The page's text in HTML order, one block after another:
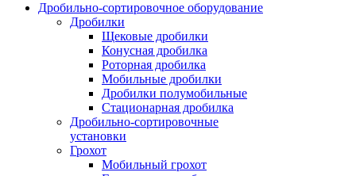
Дробильно-сортировочное оборудование
Дробилки
Щековые дробилки
Конусная дробилка
Роторная дробилка
Мобильные дробилки
Дробилки полумобильные
Стационарная дробилка
Дробильно-сортировочные
установки
Грохот
Мобильный грохот